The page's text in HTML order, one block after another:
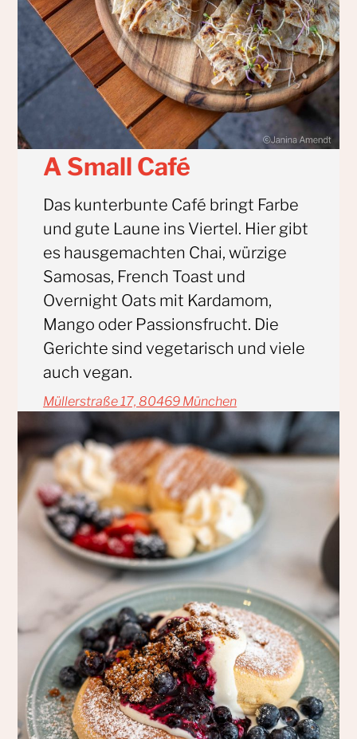
A Small Café
Das kunterbunte Café bringt Farbe
und gute Laune ins Viertel. Hier gibt
es hausgemachten Chai, würzige
Samosas, French Toast und
Overnight Oats mit Kardamom,
Mango oder Passionsfrucht. Die
Gerichte sind vegetarisch und viele
auch vegan.
Müllerstraße 17, 80469 München